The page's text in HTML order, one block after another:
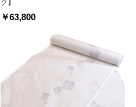
ク】
￥63,800